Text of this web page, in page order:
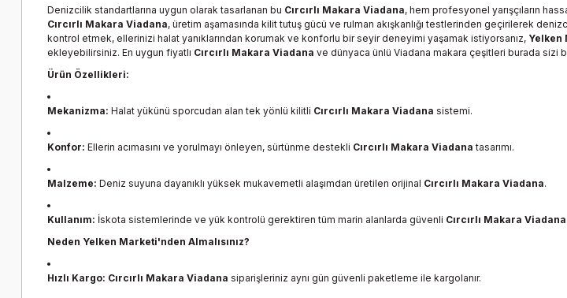
Denizcilik standartlarına uygun olarak tasarlanan bu Cırcırlı Makara Viadana, hem profesyonel yarışçıların
Cırcırlı Makara Viadana, üretim aşamasında kilit tutuş gücü ve rulman akışkanlığı testlerinden geçirilerek
kontrol etmek, ellerinizi halat yanıklarından korumak ve konforlu bir seyir deneyimi yaşamak istiyorsanız, Yelken
ekleyebilirsiniz. En uygun fiyatlı Cırcırlı Makara Viadana ve dünyaca ünlü Viadana makara çeşitleri burada sizi
Ürün Özellikleri:
Mekanizma: Halat yükünü sporcudan alan tek yönlü kilitli Cırcırlı Makara Viadana sistemi.
Konfor: Ellerin acımasını ve yorulmayı önleyen, sürtünme destekli Cırcırlı Makara Viadana tasarımı.
Malzeme: Deniz suyuna dayanıklı yüksek mukavemetli alaşımdan üretilen orijinal Cırcırlı Makara Viadana.
Kullanım: İskota sistemlerinde ve yük kontrolü gerektiren tüm marin alanlarda güvenli Cırcırlı Makara Viadana
Neden Yelken Marketi'nden Almalısınız?
Hızlı Kargo: Cırcırlı Makara Viadana siparişleriniz aynı gün güvenli paketleme ile kargolanır.